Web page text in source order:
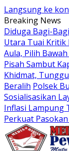
Langsung ke
Breaking News
Diduga Bagi-
Utara Tuai Kritik
Aula, Pilih
Pisah Sambut
Khidmat,
Beralih Polsek
Sosialisasikan
Inflasi Lampung
Perkuat